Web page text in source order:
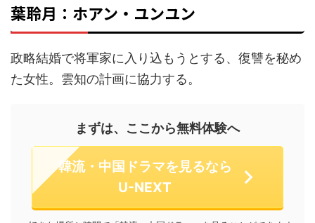
葉聆月：ホアン・ユンユン
政略結婚で将軍家に入り込もうとする、復讐を秘め
た女性。雲知の計画に協力する。
まずは、ここから無料体験へ
韓流・中国ドラマを見るなら
U-NEXT